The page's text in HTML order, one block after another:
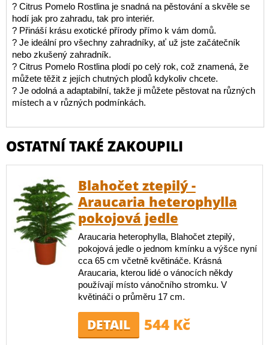
? Citrus Pomelo Rostlina je snadná na pěstování a skvěle se
hodí jak pro zahradu, tak pro interiér.
? Přináší krásu exotické přírody přímo k vám domů.
? Je ideální pro všechny zahradníky, ať už jste začátečník
nebo zkušený zahradník.
? Citrus Pomelo Rostlina plodí po celý rok, což znamená, že
můžete těžit z jejích chutných plodů kdykoliv chcete.
? Je odolná a adaptabilní, takže ji můžete pěstovat na různých
místech a v různých podmínkách.
OSTATNÍ TAKÉ ZAKOUPILI
Blahočet ztepilý -
Araucaria heterophylla
pokojová jedle
Araucaria heterophylla, Blahočet ztepilý,
pokojová jedle o jednom kmínku a výšce nyní
cca 65 cm včetně květináče. Krásná
Araucaria, kterou lidé o vánocích někdy
používají místo vánočního stromku. V
květináči o průměru 17 cm.
DETAIL 544 Kč